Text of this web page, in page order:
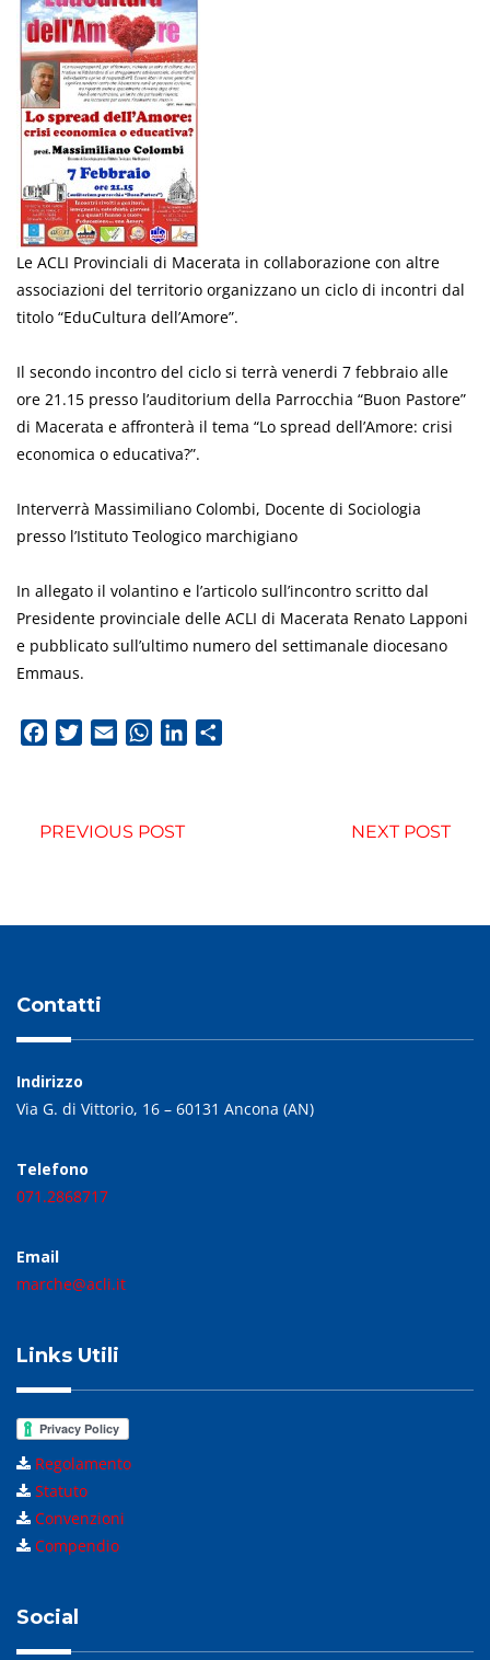
Le ACLI Provinciali di Macerata in collaborazione con altre
associazioni del territorio organizzano un ciclo di incontri dal
titolo “EduCultura dell’Amore”.
Il secondo incontro del ciclo si terrà venerdi 7 febbraio alle
ore 21.15 presso l’auditorium della Parrocchia “Buon Pastore”
di Macerata e affronterà il tema “Lo spread dell’Amore: crisi
economica o educativa?”.
Interverrà Massimiliano Colombi, Docente di Sociologia
presso l’Istituto Teologico marchigiano
In allegato il volantino e l’articolo sull’incontro scritto dal
Presidente provinciale delle ACLI di Macerata Renato Lapponi
e pubblicato sull’ultimo numero del settimanale diocesano
Emmaus.
FacebookTwitterEmail WhatsApp
LinkedIn
PREVIOUS POST NEXT POST
Contatti
Indirizzo
Via G. di Vittorio, 16 – 60131 Ancona (AN)
Telefono
071.2868717
Email
marche@acli.it
Links Utili
Regolamento
Statuto
Convenzioni
Compendio
Social